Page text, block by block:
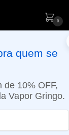
0
quem se
de 10% OFF,
Vapor Gringo.